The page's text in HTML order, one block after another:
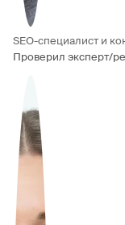
SEO-специалист и
Проверил эксперт/